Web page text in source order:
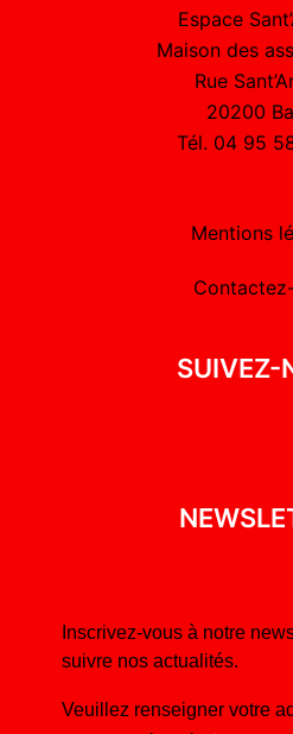
Espace
Maison des
Rue
20200
Tél. 04 95
Mentions
SUIVEZ-
Inscrivez-vous à notre
suivre nos actualités.
Veuillez renseigner votre